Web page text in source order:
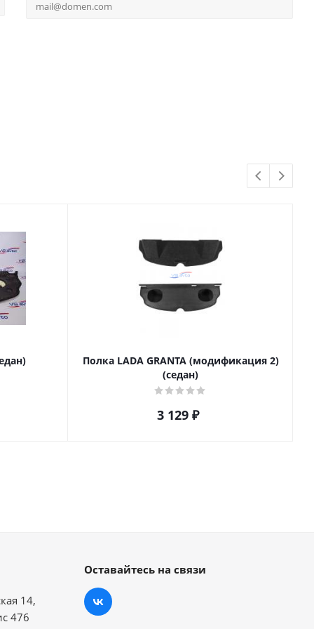
Полка LADA GRANTA (модификация 2)
(седан)
3 129 ₽
14,
476
Оставайтесь на связи